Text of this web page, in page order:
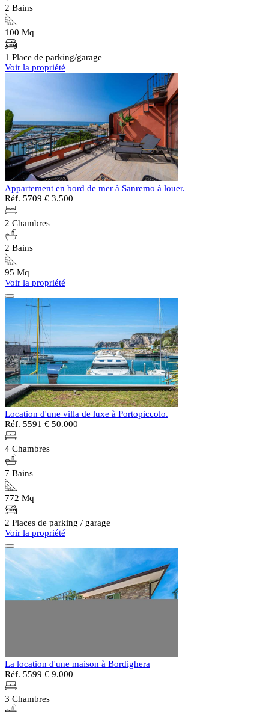
2 Bains
100 Mq
1 Place de parking/garage
Voir la propriété
Appartement en bord de mer à Sanremo à louer.
Réf. 5709 € 3.500
2 Chambres
2 Bains
95 Mq
Voir la propriété
Location d'une villa de luxe à Portopiccolo.
Réf. 5591 € 50.000
4 Chambres
7 Bains
772 Mq
2 Places de parking / garage
Voir la propriété
La location d'une maison à Bordighera
Réf. 5599 € 9.000
3 Chambres